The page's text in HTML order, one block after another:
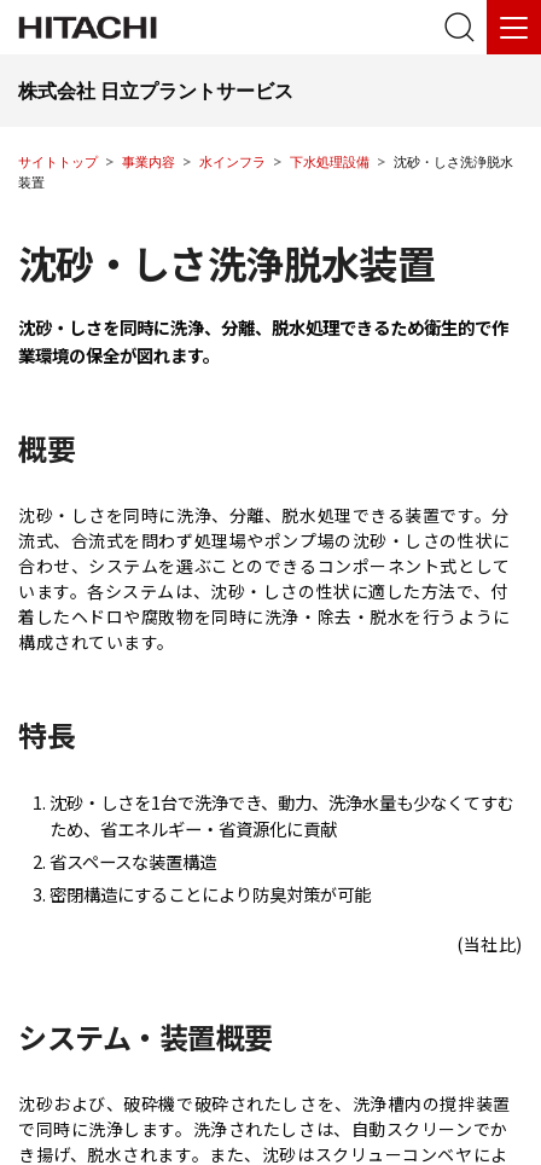
株式会社 日立プラントサービス
サイトトップ 事業内容 水インフラ 下水処理設備
沈砂・しさ洗浄脱水
装置
沈砂・しさ洗浄脱水装置
沈砂・しさを同時に洗浄、分離、脱水処理できるため衛生的で作
業環境の保全が図れます。
概要
沈砂・しさを同時に洗浄、分離、脱水処理できる装置です。分
流式、合流式を問わず処理場やポンプ場の沈砂・しさの性状に
合わせ、システムを選ぶことのできるコンポーネント式として
います。各システムは、沈砂・しさの性状に適した方法で、付
着したヘドロや腐敗物を同時に洗浄・除去・脱水を行うように
構成されています。
特長
沈砂・しさを1台で洗浄でき、動力、洗浄水量も少なくてすむ
ため、省エネルギー・省資源化に貢献
省スペースな装置構造
密閉構造にすることにより防臭対策が可能
(当社比)
システム・装置概要
沈砂および、破砕機で破砕されたしさを、洗浄槽内の撹拌装置
で同時に洗浄します。洗浄されたしさは、自動スクリーンでか
き揚げ、脱水されます。また、沈砂はスクリューコンベヤによ